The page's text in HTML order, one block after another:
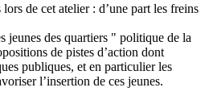
de cet atelier : d’une part les freins
jeunes des quartiers " politique de la
de pistes d’action dont
publiques, et en particulier les
l’insertion de ces jeunes.